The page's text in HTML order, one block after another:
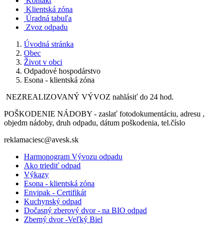
Klientská zóna
Úradná tabuľa
Zvoz odpadu
Úvodná stránka
Obec
Život v obci
Odpadové hospodárstvo
Esona - klientská zóna
NEZREALIZOVANÝ VÝVOZ nahlásiť do 24 hod.
POŠKODENIE NÁDOBY - zaslať fotodokumentáciu, adresu ,
objedm nádoby, druh odpadu, dátum poškodenia, tel.číslo
reklamaciesc@avesk.sk
Harmonogram Vývozu odpadu
Ako triediť odpad
Výkazy
Esona - klientská zóna
Envipak - Certifikát
Kuchynský odpad
Dočasný zberový dvor - na BIO odpad
Zberný dvor -Veľký Biel